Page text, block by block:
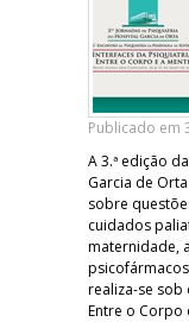
Publicado em
A 3.ª edição
Garcia de
sobre
cuidados
maternidade,
realiza-se sob
Entre o Corpo